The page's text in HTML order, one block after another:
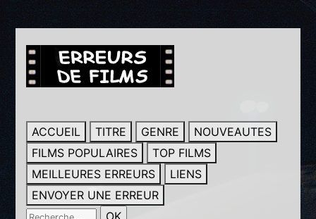
ACCUEIL TITRE GENRE
NOUVEAUTES
FILMS POPULAIRES
TOP FILMS
MEILLEURES ERREURS
LIENS
ENVOYER UNE ERREUR